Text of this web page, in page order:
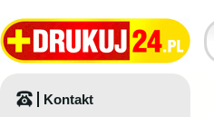
Kontakt